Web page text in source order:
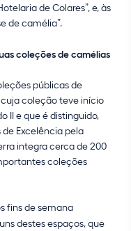
de Colares”, e, às
de camélia”.
coleções de camélias
públicas de
coleção teve início
II e que é distinguido,
Excelência pela
integra cerca de 200
coleções
fins de semana
destes espaços, que